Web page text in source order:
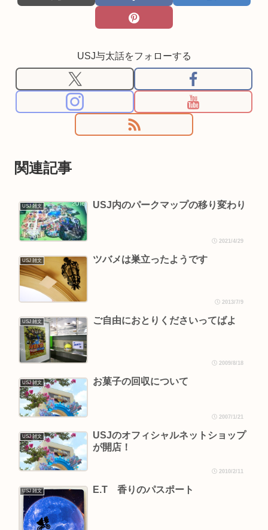
USJ与太話をフォローする
関連記事
USJ 雑文 USJ内のパークマップの移り変わり
2021/4/29
USJ 雑文 ツバメは巣立ったようです
2013/7/9
USJ 雑文 ご自由におとりくださいってばよ
2009/8/18
USJ 雑文 お菓子の回収について
2007/1/21
USJ 雑文
USJのオフィシャルネットショップ
が開店！
2010/2/11
USJ 雑文 E.T 香りのパスポート